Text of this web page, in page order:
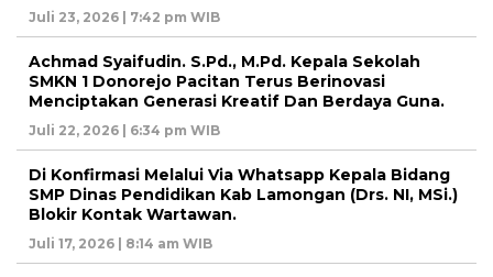
Juli 23, 2026 | 7:42 pm WIB
Achmad Syaifudin. S.Pd., M.Pd. Kepala Sekolah
SMKN 1 Donorejo Pacitan Terus Berinovasi
Menciptakan Generasi Kreatif Dan Berdaya Guna.
Juli 22, 2026 | 6:34 pm WIB
Di Konfirmasi Melalui Via Whatsapp Kepala Bidang
SMP Dinas Pendidikan Kab Lamongan (Drs. NI, MSi.)
Blokir Kontak Wartawan.
Juli 17, 2026 | 8:14 am WIB